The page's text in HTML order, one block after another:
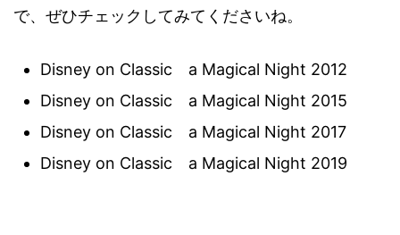
で、ぜひチェックしてみてくださいね。
Disney on Classic a Magical Night 2012
Disney on Classic a Magical Night 2015
Disney on Classic a Magical Night 2017
Disney on Classic a Magical Night 2019